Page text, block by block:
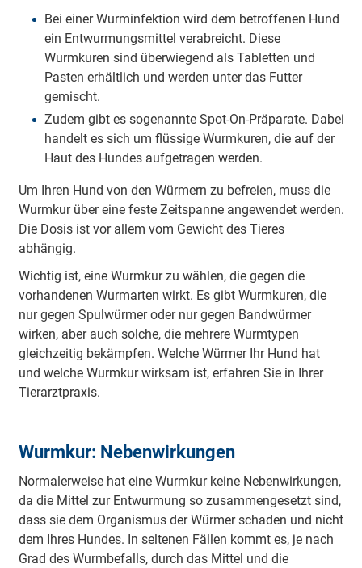
Bei einer Wurminfektion wird dem betroffenen Hund
ein Entwurmungsmittel verabreicht. Diese
Wurmkuren sind überwiegend als Tabletten und
Pasten erhältlich und werden unter das Futter
gemischt.
Zudem gibt es sogenannte Spot-On-Präparate. Dabei
handelt es sich um flüssige Wurmkuren, die auf der
Haut des Hundes aufgetragen werden.
Um Ihren Hund von den Würmern zu befreien, muss die
Wurmkur über eine feste Zeitspanne angewendet werden.
Die Dosis ist vor allem vom Gewicht des Tieres
abhängig.
Wichtig ist, eine Wurmkur zu wählen, die gegen die
vorhandenen Wurmarten wirkt. Es gibt Wurmkuren, die
nur gegen Spulwürmer oder nur gegen Bandwürmer
wirken, aber auch solche, die mehrere Wurmtypen
gleichzeitig bekämpfen. Welche Würmer Ihr Hund hat
und welche Wurmkur wirksam ist, erfahren Sie in Ihrer
Tierarztpraxis.
Wurmkur: Nebenwirkungen
Normalerweise hat eine Wurmkur keine Nebenwirkungen,
da die Mittel zur Entwurmung so zusammengesetzt sind,
dass sie dem Organismus der Würmer schaden und nicht
dem Ihres Hundes. In seltenen Fällen kommt es, je nach
Grad des Wurmbefalls, durch das Mittel und die